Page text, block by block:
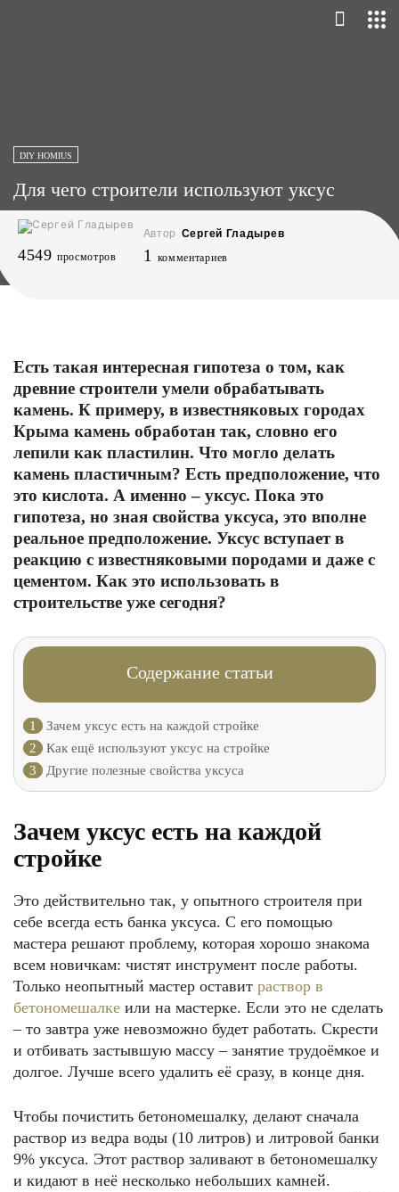
DIY HOMIUS
Для чего строители используют уксус
Автор Сергей Гладырев
4549 просмотров 1 комментариев
Есть такая интересная гипотеза о том, как
древние строители умели обрабатывать
камень. К примеру, в известняковых городах
Крыма камень обработан так, словно его
лепили как пластилин. Что могло делать
камень пластичным? Есть предположение, что
это кислота. А именно – уксус. Пока это
гипотеза, но зная свойства уксуса, это вполне
реальное предположение. Уксус вступает в
реакцию с известняковыми породами и даже с
цементом. Как это использовать в
строительстве уже сегодня?
Содержание статьи
1
Зачем уксус есть на каждой стройке
2
Как ещё используют уксус на стройке
3
Другие полезные свойства уксуса
Зачем уксус есть на каждой
стройке
Это действительно так, у опытного строителя при
себе всегда есть банка уксуса. С его помощью
мастера решают проблему, которая хорошо знакома
всем новичкам: чистят инструмент после работы.
Только неопытный мастер оставит раствор в
бетономешалке или на мастерке. Если это не сделать
– то завтра уже невозможно будет работать. Скрести
и отбивать застывшую массу – занятие трудоёмкое и
долгое. Лучше всего удалить её сразу, в конце дня.
Чтобы почистить бетономешалку, делают сначала
раствор из ведра воды (10 литров) и литровой банки
9% уксуса. Этот раствор заливают в бетономешалку
и кидают в неё несколько небольших камней.